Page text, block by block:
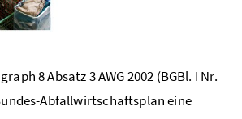
8 Absatz 3AWG2002 (BGBl. I Nr.
Abfallwirtschaftsplan eine